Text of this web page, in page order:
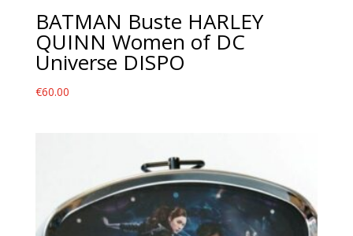
BATMAN Buste HARLEY
QUINN Women of DC
Universe DISPO
€60.00